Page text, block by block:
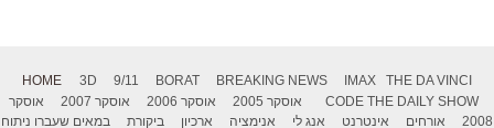
HOME 3D 9/11 BORAT BREAKING NEWS IMAX
THE DA VINCI
CODE THE DAILY SHOW אוסקר 2005 אוסקר 2006 אוסקר 2007
אוסקר
2008
אורחים אינטרנט אנג לי אנימציה ארכיון ביקורת במאים שעברו ניתוח